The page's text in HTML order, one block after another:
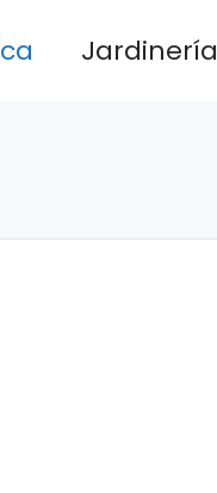
Jardinería